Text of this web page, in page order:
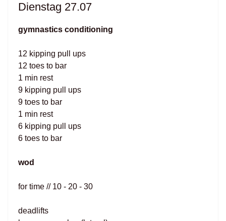
Dienstag 27.07
gymnastics conditioning
12 kipping pull ups
12 toes to bar
1 min rest
9 kipping pull ups
9 toes to bar
1 min rest
6 kipping pull ups
6 toes to bar
wod
for time // 10 - 20 - 30
deadlifts